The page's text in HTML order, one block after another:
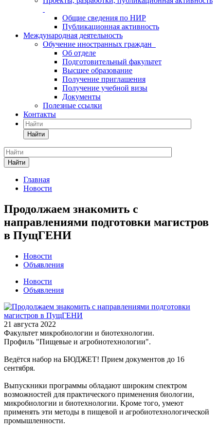
Общие сведения по НИР
Публикационная активность
Международная деятельность
Обучение иностранных граждан
Об отделе
Подготовительный факультет
Высшее образование
Получение приглашения
Получение учебной визы
Документы
Полезные ссылки
Контакты
Найти
Найти
Главная
Новости
Продолжаем знакомить с
направлениями подготовки магистров
в ПущГЕНИ
Новости
Объявления
Новости
Объявления
21 августа 2022
Факультет микробиологии и биотехнологии.
Профиль "Пищевые и агробиотехнологии".
Ведётся набор на БЮДЖЕТ! Прием документов до 16
сентября.
Выпускники программы обладают широким спектром
возможностей для практического применения биологии,
микробиологии и биотехнологии. Кроме того, умеют
применять эти методы в пищевой и агробиотехнологической
промышленности.